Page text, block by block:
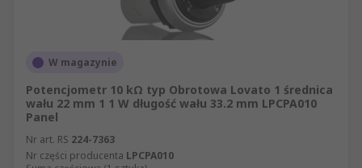
W magazynie
Potencjometr 10 kΩ typ Obrotowa Lovato 1 średnica
wału 22 mm 1 1 W długość wału 33.2 mm LPCPA010
Panel
Nr art. RS 224-7363
Nr części producenta LPCPA010